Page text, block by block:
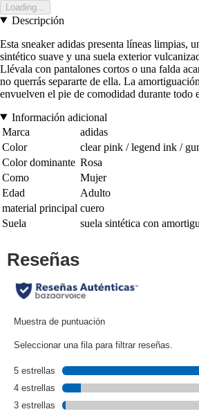
Loading...
Descripción
Esta sneaker adidas presenta líneas limpias,
sintético suave y una suela exterior
Llévala con pantalones cortos o una falda
no querrás separarte de ella. La
envuelven el pie de comodidad durante todo
Información adicional
Marca
adidas
Color
clear pink / legend ink /
Color dominante Rosa
Como
Mujer
Edad
Adulto
material principal cuero
Suela
suela sintética con